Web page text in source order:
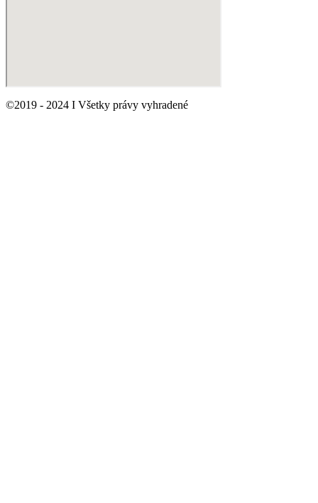
©2019 - 2024 I Všetky právy vyhradené